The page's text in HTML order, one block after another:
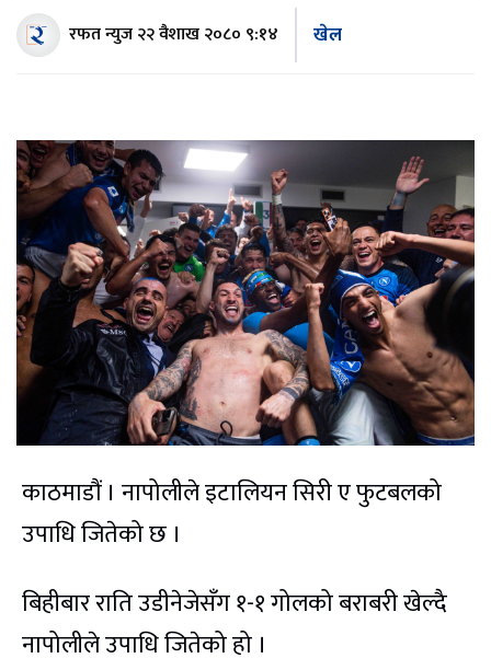
रफत न्युज२२ वैशाख २०८० ९:१४ खेल
काठमाडौं । नापोलीले इटालियन सिरी ए फुटबलको
उपाधि जितेको छ ।
बिहीबार राति उडीनेजेसँग १-१ गोलको बराबरी खेल्दै
नापोलीले उपाधि जितेको हो ।